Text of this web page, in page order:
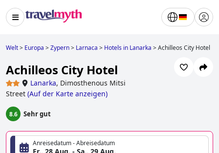
Welt> Europa >Zypern> Larnaca > Hotels in Lanarka >Achilleos City Hotel
Achilleos City Hotel
Lanarka, Dimosthenous Mitsi
Street (Auf der Karte anzeigen)
8.6 Sehr gut
Anreisedatum - Abreisedatum